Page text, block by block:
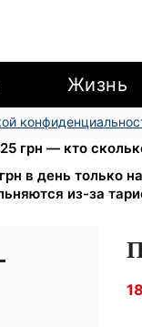
Жизнь
для III группы
грн — кто
в день только
из-за